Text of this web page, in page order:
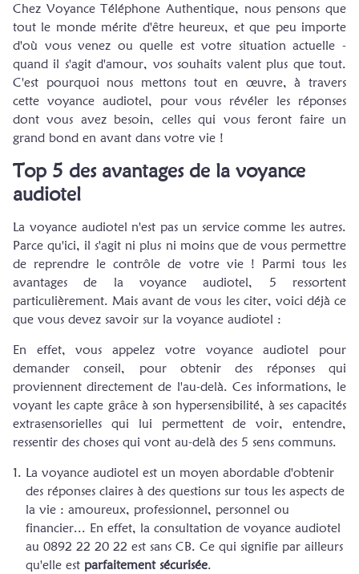
Chez Voyance Téléphone Authentique, nous pensons que
tout le monde mérite d'être heureux, et que peu importe
d'où vous venez ou quelle est votre situation actuelle -
quand il s'agit d'amour, vos souhaits valent plus que tout.
C'est pourquoi nous mettons tout en œuvre, à travers
cette voyance audiotel, pour vous révéler les réponses
dont vous avez besoin, celles qui vous feront faire un
grand bond en avant dans votre vie !
Top 5 des avantages de la voyance
audiotel
La voyance audiotel n'est pas un service comme les autres.
Parce qu'ici, il s'agit ni plus ni moins que de vous permettre
de reprendre le contrôle de votre vie ! Parmi tous les
avantages de la voyance audiotel, 5 ressortent
particulièrement. Mais avant de vous les citer, voici déjà ce
que vous devez savoir sur la voyance audiotel :
En effet, vous appelez votre voyance audiotel pour
demander conseil, pour obtenir des réponses qui
proviennent directement de l'au-delà. Ces informations, le
voyant les capte grâce à son hypersensibilité, à ses capacités
extrasensorielles qui lui permettent de voir, entendre,
ressentir des choses qui vont au-delà des 5 sens communs.
La voyance audiotel est un moyen abordable d'obtenir
des réponses claires à des questions sur tous les aspects de
la vie : amoureux, professionnel, personnel ou
financier... En effet, la consultation de voyance audiotel
au 0892 22 20 22 est sans CB. Ce qui signifie par ailleurs
qu'elle est parfaitement sécurisée.